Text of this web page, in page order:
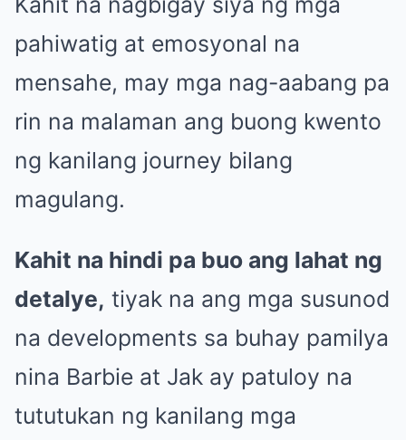
pahiwatig at emosyonal na
mensahe, may mga nag-aabang pa
rin na malaman ang buong kwento
ng kanilang journey bilang
magulang.
Kahit na hindi pa buo ang lahat ng
detalye, tiyak na ang mga susunod
na developments sa buhay pamilya
nina Barbie at Jak ay patuloy na
tututukan ng kanilang mga